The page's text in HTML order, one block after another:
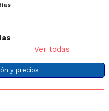
Ver todas
y precios